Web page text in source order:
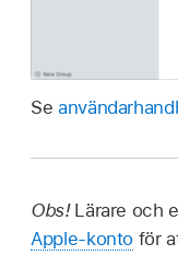
Se
Obs! Lärare och
Apple‑konto för